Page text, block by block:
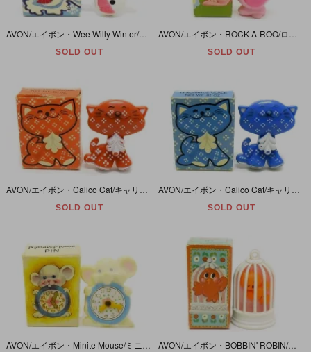
AVON/エイボン・Wee Willy Winter/Snowman/雪だるま・Pin pal/ピンパル/バッジ/ブローチ・Fragrance Glace/フレグランスグラス/練り香水・1974年
SOLD OUT SOLD OUT
SOLD OUT SOLD OUT
AVON/エイボン・BOBBIN' ROBIN/ボッビンロビン/トリカゴ・Pin/ピン/バッジ/バッチ/ブローチ・1975年